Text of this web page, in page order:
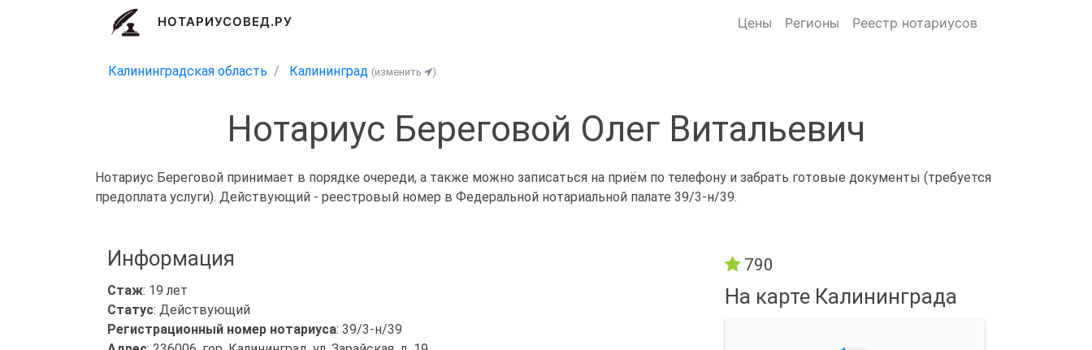
НОТАРИУСОВЕД.РУ Цены Регионы Реестр нотариусов
Калининградская область Калининград (изменить )
Нотариус Береговой Олег Витальевич
Нотариус Береговой принимает в порядке очереди, а также можно записаться на приём по телефону и забрать готовые документы (требуется
предоплата услуги). Действующий - реестровый номер в Федеральной нотариальной палате 39/3-н/39.
Информация
Стаж: 19 лет
Статус: Действующий
Регистрационный номер нотариуса: 39/3-н/39
790
На карте Калининграда